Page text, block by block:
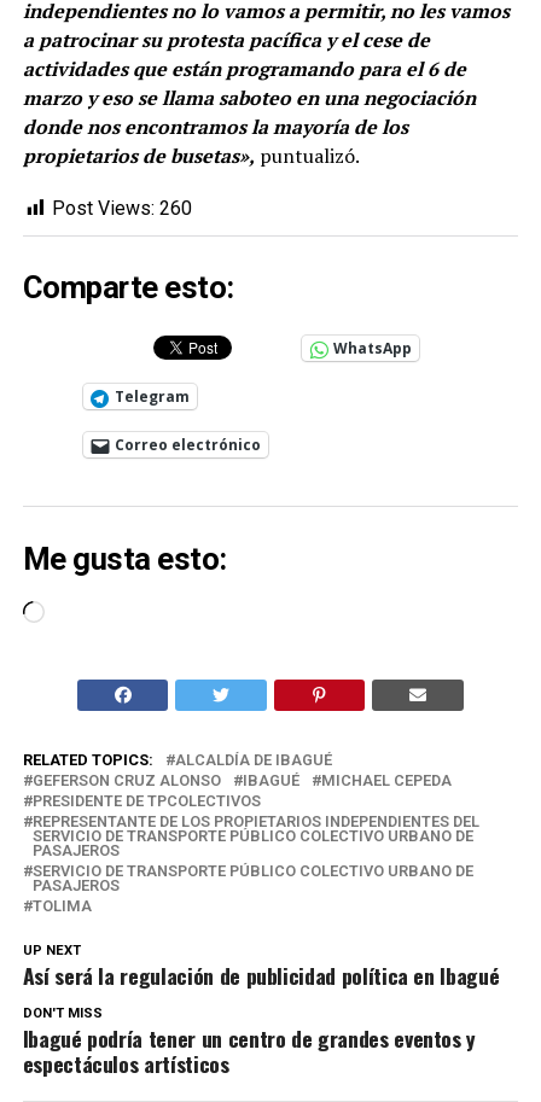
independientes no lo vamos a permitir, no les vamos
a patrocinar su protesta pacífica y el cese de
actividades que están programando para el 6 de
marzo y eso se llama saboteo en una negociación
donde nos encontramos la mayoría de los
propietarios de busetas», puntualizó.
Post Views: 260
Comparte esto:
WhatsApp
Telegram
Correo electrónico
Me gusta esto:
Cargando...
RELATED TOPICS:
ALCALDÍA DE IBAGUÉ
GEFERSON CRUZ ALONSO
IBAGUÉ
MICHAEL CEPEDA
PRESIDENTE DE TPCOLECTIVOS
REPRESENTANTE DE LOS PROPIETARIOS INDEPENDIENTES DEL
SERVICIO DE TRANSPORTE PÚBLICO COLECTIVO URBANO DE
PASAJEROS
SERVICIO DE TRANSPORTE PÚBLICO COLECTIVO URBANO DE
PASAJEROS
TOLIMA
UP NEXT
Así será la regulación de publicidad política en Ibagué
DON'T MISS
Ibagué podría tener un centro de grandes eventos y
espectáculos artísticos